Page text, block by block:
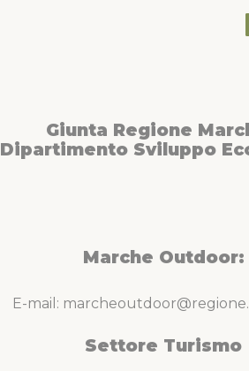
Giunta Regione
Dipartimento Sviluppo
Marche Outdoor:
E-mail:
Settore Turismo